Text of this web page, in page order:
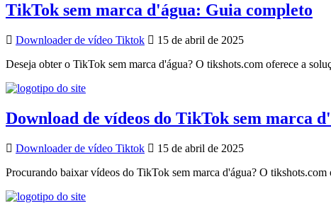
TikTok sem marca d'água: Guia completo
Downloader de vídeo Tiktok
15 de abril de 2025
Deseja obter o TikTok sem marca d'água? O tikshots.com oferece a
Download de vídeos do TikTok sem marca
Downloader de vídeo Tiktok
15 de abril de 2025
Procurando baixar vídeos do TikTok sem marca d'água? O